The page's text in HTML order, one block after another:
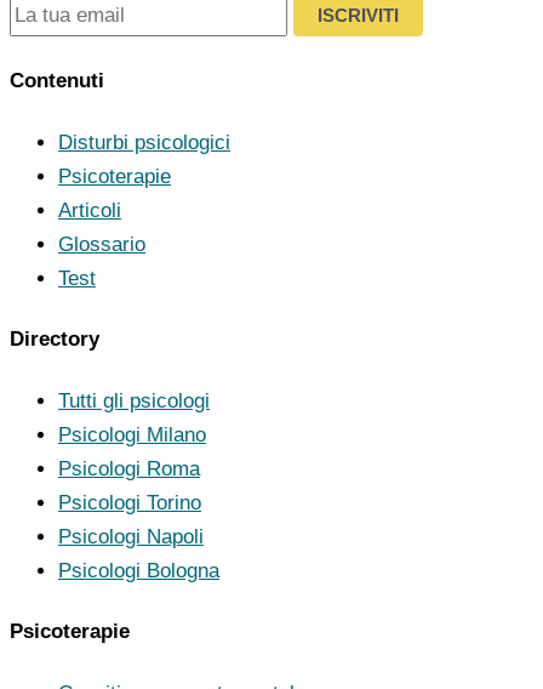
ISCRIVITI
Contenuti
Disturbi psicologici
Psicoterapie
Articoli
Glossario
Test
Directory
Tutti gli psicologi
Psicologi Milano
Psicologi Roma
Psicologi Torino
Psicologi Napoli
Psicologi Bologna
Psicoterapie